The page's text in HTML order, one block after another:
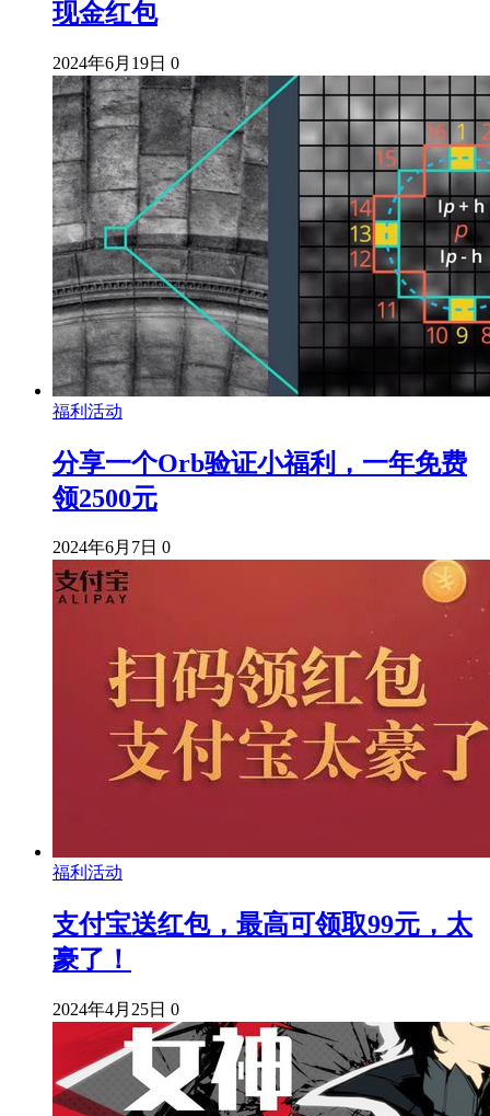
现金红包
2024年6月19日 0
福利活动
分享一个Orb验证小福利，一年免费
领2500元
2024年6月7日 0
福利活动
支付宝送红包，最高可领取99元，太
豪了！
2024年4月25日 0